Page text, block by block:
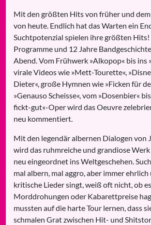
Mit den größten Hits von früher und dem
von heute. Endlich hat das Warten ein
Suchtpotenzial spielen ihre größten Hits!
Programme und 12 Jahre
Abend. Vom Frühwerk »Alkopop« bis ins
virale Videos wie »Mett-Tourette«,
Dieter«, große Hymnen wie »Ficken für
»Genauso Scheisse«, vom »Dosenbier«
fickt-gut«-Oper wird das Oeuvre
neu kommentiert.
Mit den legendär albernen Dialogen von
wird das ruhmreiche und grandiose
neu eingeordnet ins Weltgeschehen.
mal albern, mal aggro, aber immer
kritische Lieder singt, weiß oft nicht, ob es
Morddrohungen oder Kabarettpreise
mussten auf die harte Tour lernen, dass
schmalen Grat zwischen Hit- und